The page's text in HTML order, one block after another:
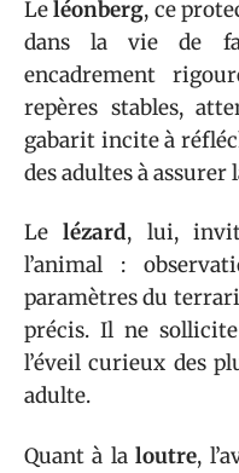
Leléonberg, ce
dans la vie de
encadrement
repères stables,
gabarit incite à
des adultes à assurer
Lelézard, lui,
l’animal :
paramètres du
précis. Il ne
l’éveil curieux des
adulte.
Quant à laloutre,